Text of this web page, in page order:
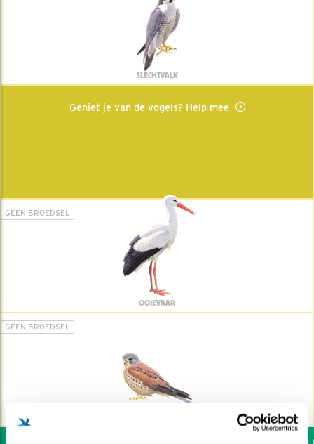
SLECHTVALK
Geniet je van de vogels? Help mee
GEEN BROEDSEL
OOIEVAAR
GEEN BROEDSEL